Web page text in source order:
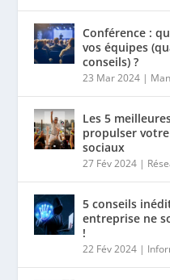
Conférence :
vos équipes
conseils) ?
23 Mar 2024 |
Les 5
propulser
sociaux
27 Fév 2024 |
5 conseils
entreprise ne
!
22 Fév 2024 |